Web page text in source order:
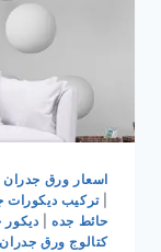
اسعار ورق جدران
|تركيب ديكورات
حائط جده| ديكور
كتالوج ورق